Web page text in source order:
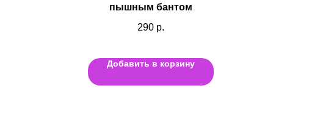
пышным бантом
290 р.
Добавить в корзину